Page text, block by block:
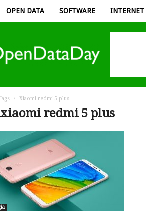
OPEN DATA SOFTWARE INTERNET
Xiaomi redmi 5 plus
xiaomi redmi 5 plus